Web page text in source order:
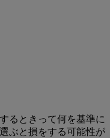
るときって何を基準に
ぶと損をする可能性が